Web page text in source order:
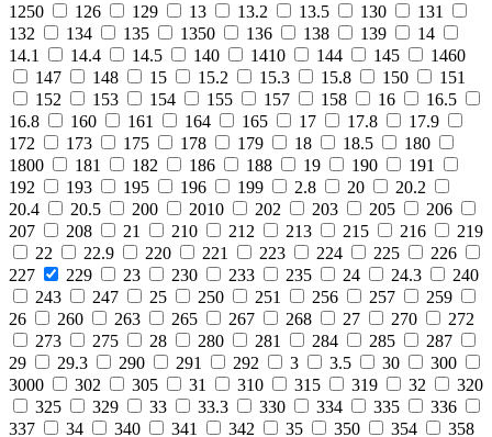
1250
126 129 13 13.2 13.5 130
131
132
134 135 1350 136 138 139
14
14.1
14.4 14.5 140 1410 144 145
1460
147
148 15 15.2 15.3 15.8 150
151
152
153 154 155 157 158 16
16.5
16.8
160 161 164 165 17 17.8
17.9
172
173 175 178 179 18 18.5
180
1800
181 182 186 188 19 190
191
192
193 195 196 199 2.8 20
20.2
20.4
20.5 200 2010 202 203 205
206
207
208 21 210 212 213 215 216
219
22
22.9 220 221 223 224 225
226
227
229 23 230 233 235 24 24.3
240
243
247 25 250 251 256 257
259
26
260 263 265 267 268 27 270
272
273
275 28 280 281 284 285
287
29
29.3 290 291 292 3 3.5 30
300
3000
302 305 31 310 315 319 32
320
325
329 33 33.3 330 334 335
336
337
34 340 341 342 35 350 354
358